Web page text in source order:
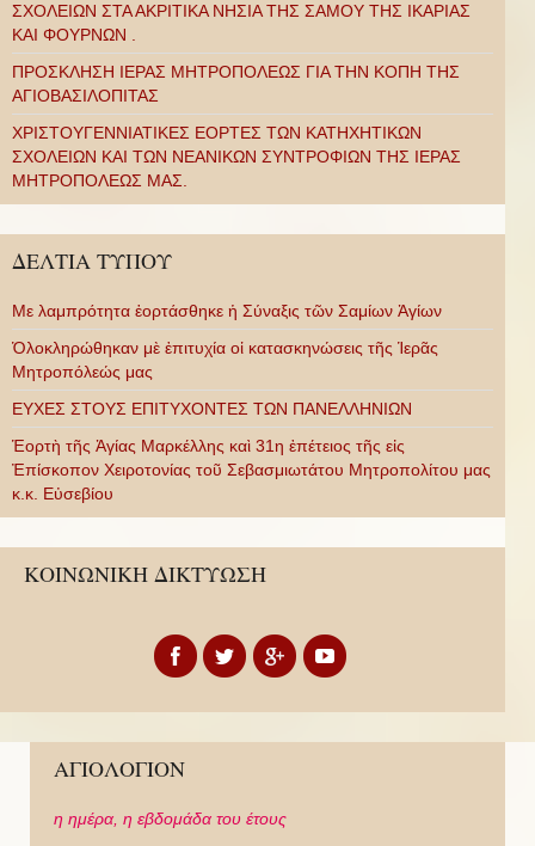
ΣΧΟΛΕΙΩΝ ΣΤΑ ΑΚΡΙΤΙΚΑ ΝΗΣΙΑ ΤΗΣ ΣΑΜΟΥ ΤΗΣ ΙΚΑΡΙΑΣ
ΚΑΙ ΦΟΥΡΝΩΝ .
ΠΡΟΣΚΛΗΣΗ ΙΕΡΑΣ ΜΗΤΡΟΠΟΛΕΩΣ ΓΙΑ ΤΗΝ ΚΟΠΗ ΤΗΣ
ΑΓΙΟΒΑΣΙΛΟΠΙΤΑΣ
ΧΡΙΣΤΟΥΓΕΝΝΙΑΤΙΚΕΣ ΕΟΡΤΕΣ ΤΩΝ ΚΑΤΗΧΗΤΙΚΩΝ
ΣΧΟΛΕΙΩΝ ΚΑΙ ΤΩΝ ΝΕΑΝΙΚΩΝ ΣΥΝΤΡΟΦΙΩΝ ΤΗΣ ΙΕΡΑΣ
ΜΗΤΡΟΠΟΛΕΩΣ ΜΑΣ.
ΔΕΛΤΙΑ ΤΥΠΟΥ
Με λαμπρότητα ἑορτάσθηκε ἡ Σύναξις τῶν Σαμίων Ἁγίων
Ὁλοκληρώθηκαν μὲ ἐπιτυχία οἱ κατασκηνώσεις τῆς Ἱερᾶς
Μητροπόλεώς μας
ΕΥΧΕΣ ΣΤΟΥΣ ΕΠΙΤΥΧΟΝΤΕΣ ΤΩΝ ΠΑΝΕΛΛΗΝΙΩΝ
Ἑορτὴ τῆς Ἁγίας Μαρκέλλης καὶ 31η ἐπέτειος τῆς εἰς
Ἐπίσκοπον Χειροτονίας τοῦ Σεβασμιωτάτου Μητροπολίτου μας
κ.κ. Εὐσεβίου
ΚΟΙΝΩΝΙΚΗ ΔΙΚΤΥΩΣΗ
ΑΓΙΟΛΟΓΙΟΝ
η ημέρα, η εβδομάδα του έτους